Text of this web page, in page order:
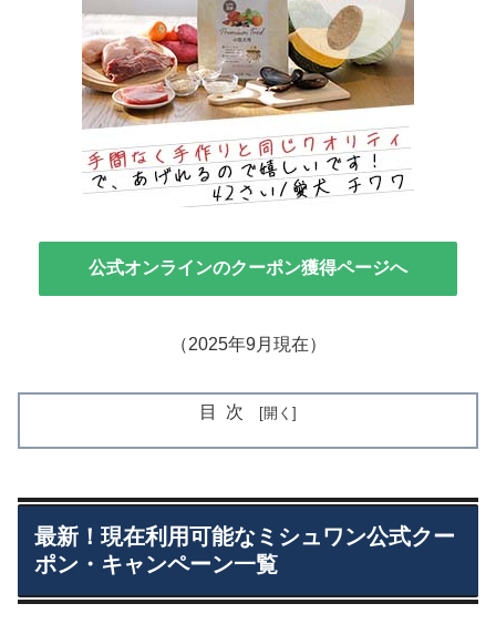
公式オンラインのクーポン獲得ページへ
（2025年9月現在）
目次
最新！現在利用可能なミシュワン公式クー
ポン・キャンペーン一覧